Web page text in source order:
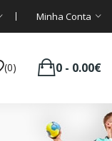
Minha Conta
(0) 0 - 0.00€